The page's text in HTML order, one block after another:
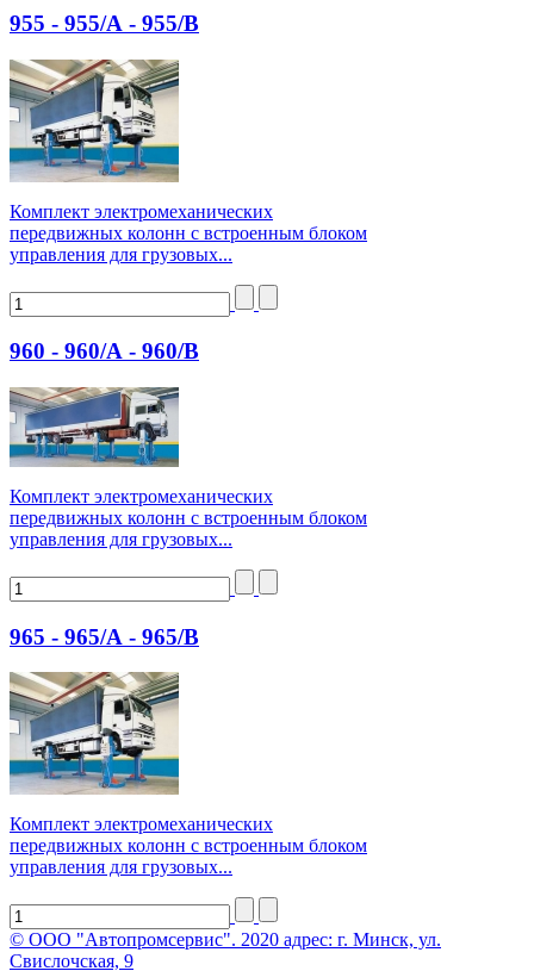
955 - 955/А - 955/В
Комплект электромеханических
передвижных колонн с встроенным блоком
управления для грузовых...
960 - 960/А - 960/В
Комплект электромеханических
передвижных колонн с встроенным блоком
управления для грузовых...
965 - 965/А - 965/В
Комплект электромеханических
передвижных колонн с встроенным блоком
управления для грузовых...
© ООО "Автопромсервис". 2020 адрес: г. Минск, ул.
Свислочская, 9